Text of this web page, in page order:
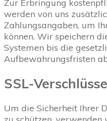
Zur Erbringung
werden von uns
Zahlungsangaben, um
können. Wir speichern
Systemen bis die
Aufbewahrungsfristen
SSL-
Um die Sicherheit Ihrer